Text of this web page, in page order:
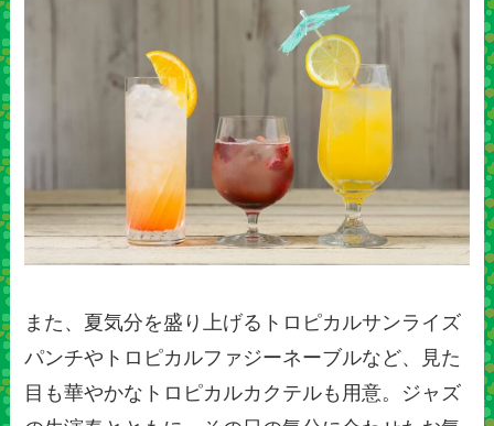
また、夏気分を盛り上げるトロピカルサンライズ
パンチやトロピカルファジーネーブルなど、見た
目も華やかなトロピカルカクテルも用意。ジャズ